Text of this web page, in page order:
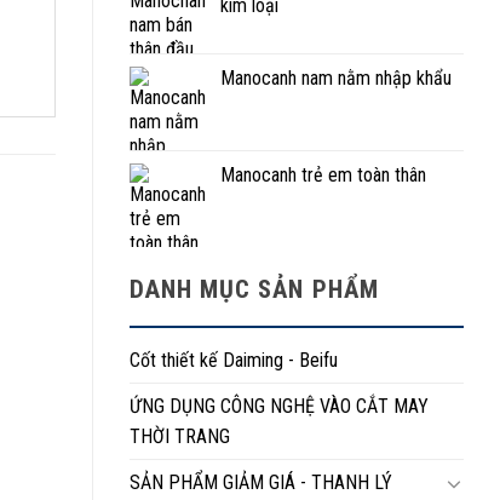
kim loại
Manocanh nam nằm nhập khẩu
Manocanh trẻ em toàn thân
DANH MỤC SẢN PHẨM
Cốt thiết kế Daiming - Beifu
ỨNG DỤNG CÔNG NGHỆ VÀO CẮT MAY
THỜI TRANG
SẢN PHẨM GIẢM GIÁ - THANH LÝ